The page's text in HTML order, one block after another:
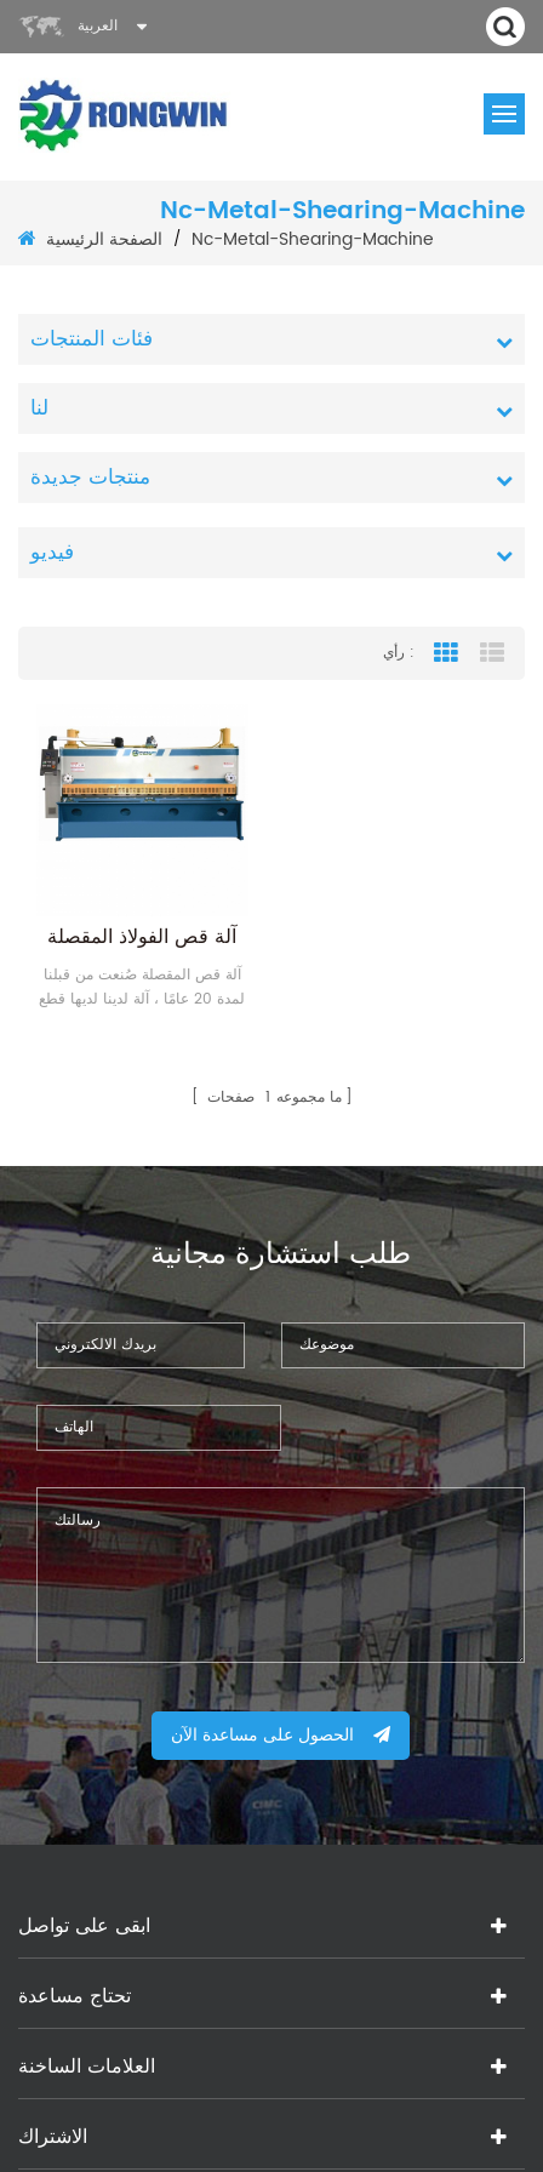
العربية
Nc-Metal-Shearing-Machine
الصفحة الرئيسية / Nc-Metal-Shearing-Machine
فئات المنتجات
لنا
منتجات جديدة
فيديو
رأي : Grid View
آلة قص الفولاذ المقصلة
آلة قص المقصلة صُنعت من قبلنا
لمدة 20 عامًا ، آلة لدينا لديها قطع
، آلة تقطيع نوع المقصلة ، آلة قص
القطع.10
ما مجموعه 1 صفحات
طلب استشارة مجانية
الحصول على مساعدة الآن
ابقى على تواصل
تحتاج مساعدة
العلامات الساخنة
الاشتراك